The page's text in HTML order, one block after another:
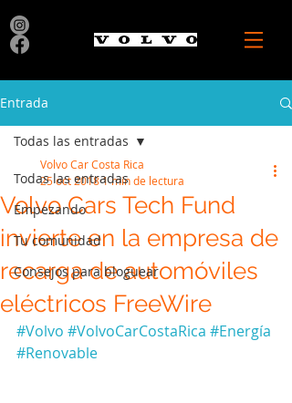
Entrada
Todas las entradas
Empezando
Tu comunidad
Consejos para bloguear
Todas las entradas
Volvo Cars Tech Fund
invierte en la empresa de
recarga de automóviles
eléctricos FreeWire
Volvo Car Costa Rica
25 oct 20181 min de lectura
#Volvo #VolvoCarCostaRica #Energía
#Renovable